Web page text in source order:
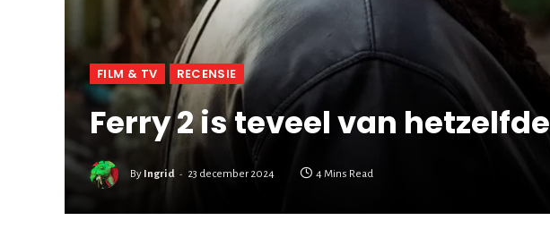
FILM & TV RECENSIE
Ferry 2 is teveel van hetzelfde
By Ingrid 23 december 2024 4 Mins Read